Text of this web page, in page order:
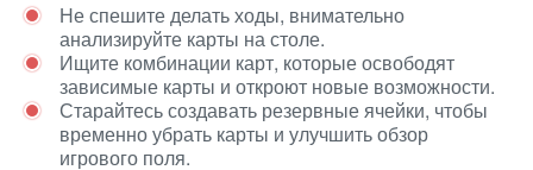
Не спешите делать ходы, внимательно
анализируйте карты на столе.
Ищите комбинации карт, которые освободят
зависимые карты и откроют новые возможности.
Старайтесь создавать резервные ячейки, чтобы
временно убрать карты и улучшить обзор
игрового поля.